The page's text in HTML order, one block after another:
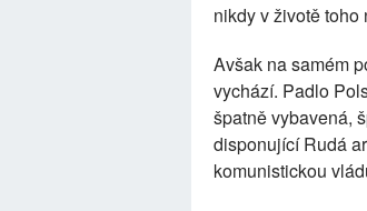
nikdy v životě toho
Avšak na samém
vychází. Padlo
špatně vybavená,
disponující Rudá
komunistickou